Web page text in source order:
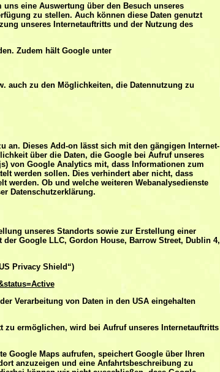
eine Auswertung über den Besuch unseres
zu stellen. Auch können diese Daten genutzt
unseres Internetauftritts und der Nutzung des
Zudem hält Google unter
auch zu den Möglichkeiten, die Datennutzung zu
an. Dieses Add-on lässt sich mit den gängigen Internet-
über die Daten, die Google bei Aufruf unseres
von Google Analytics mit, dass Informationen zum
werden sollen. Dies verhindert aber nicht, dass
werden. Ob und welche weiteren Webanalysedienste
Datenschutzerklärung.
unseres Standorts sowie zur Erstellung einer
Google LLC, Gordon House, Barrow Street, Dublin 4,
Privacy Shield“)
Verarbeitung von Daten in den USA eingehalten
ermöglichen, wird bei Aufruf unseres Internetauftritts
Google Maps aufrufen, speichert Google über Ihren
anzuzeigen und eine Anfahrtsbeschreibung zu